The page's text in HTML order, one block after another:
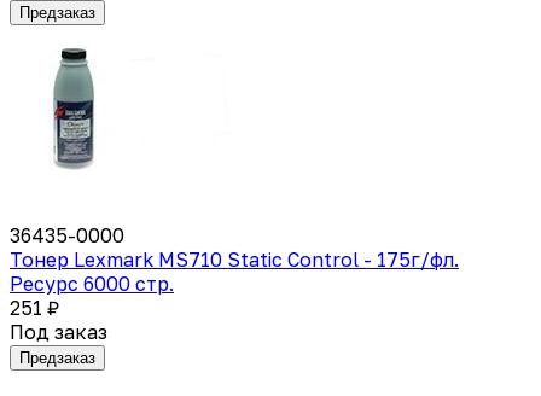
Предзаказ
36435-0000
Тонер Lexmark MS710 Static Control - 175г/фл.
Ресурс 6000 стр.
251 ₽
Под заказ
Предзаказ